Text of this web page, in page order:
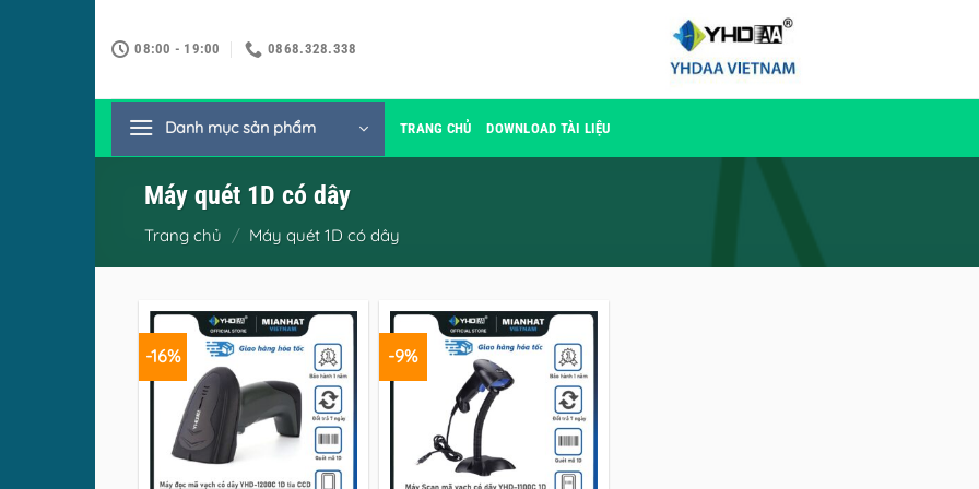
qua
dung
08:00 - 19:00 0868.328.338
Danh mục sản phẩm TRANG CHỦ DOWNLOAD TÀI LIỆU
Máy quét 1D có dây
Trang chủ / Máy quét 1D có dây
-16% -9%